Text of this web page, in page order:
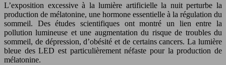
L’exposition excessive à la lumière artificielle la nuit perturbe la
production de mélatonine, une hormone essentielle à la régulation du
sommeil. Des études scientifiques ont montré un lien entre la
pollution lumineuse et une augmentation du risque de troubles du
sommeil, de dépression, d’obésité et de certains cancers. La lumière
bleue des LED est particulièrement néfaste pour la production de
mélatonine.